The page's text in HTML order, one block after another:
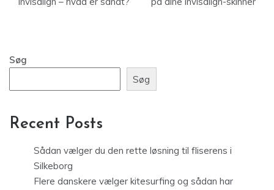
Søg
Søg
Recent Posts
Sådan vælger du den rette løsning til fliserens i
Silkeborg
Flere danskere vælger kitesurfing og sådan har